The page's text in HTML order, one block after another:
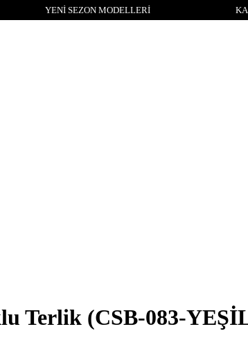
YENİ SEZON MODELLERİ
Terlik (CSB-083-